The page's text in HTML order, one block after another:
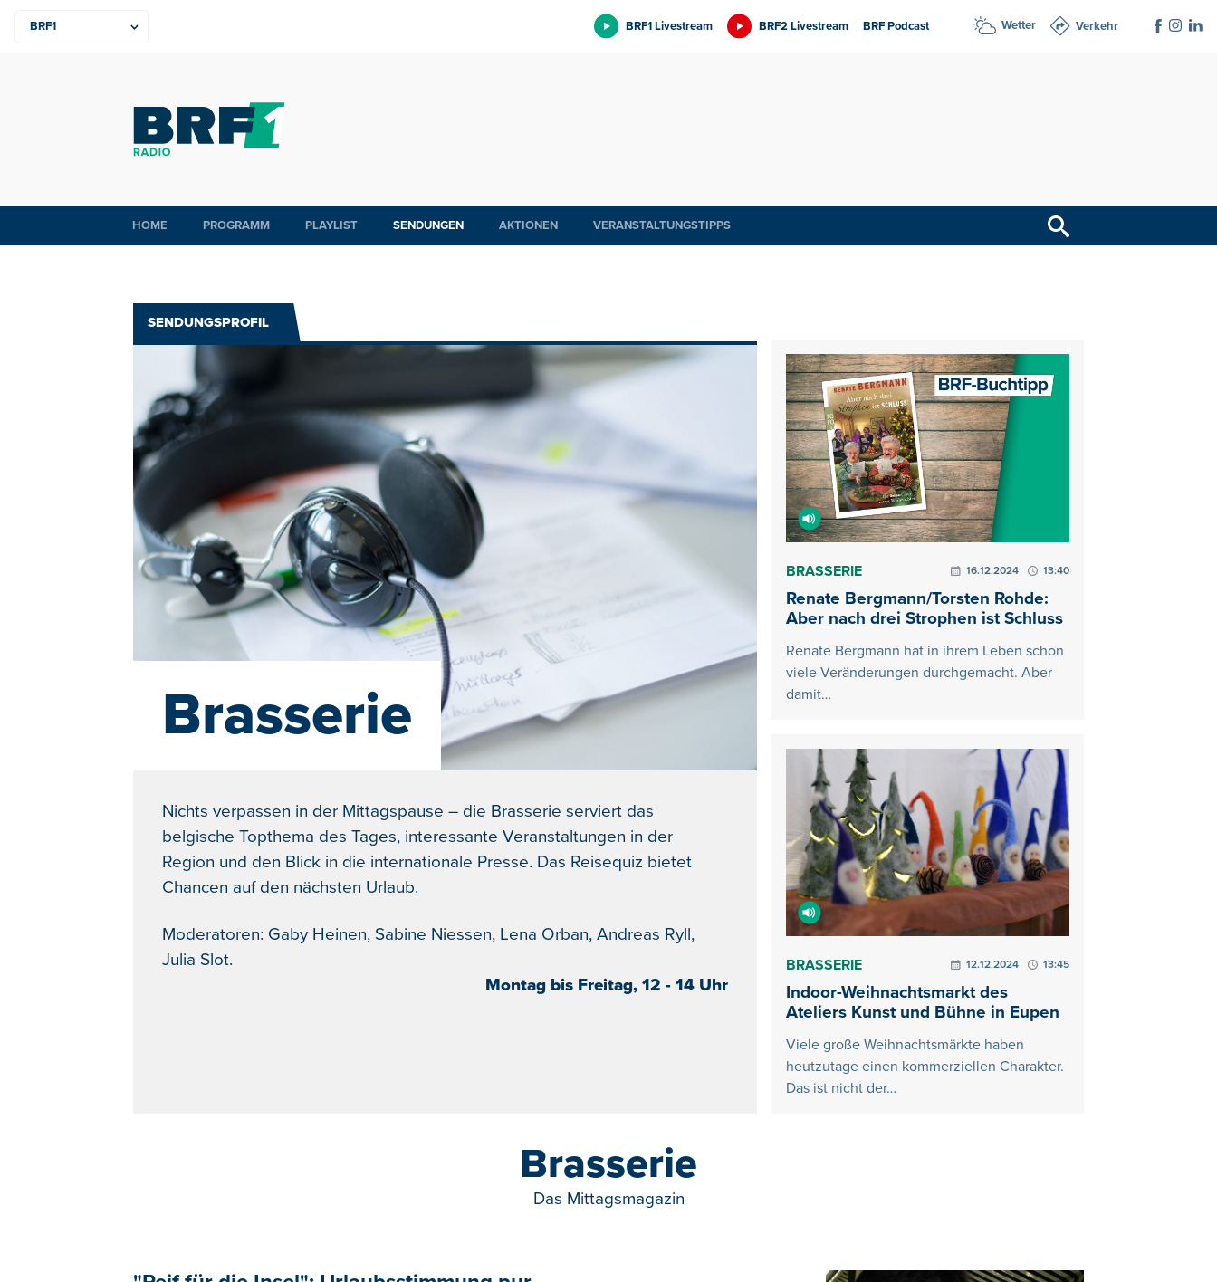
BRF1 Livestream BRF2 Livestream BRF Podcast Wetter Verkehr
HOME PROGRAMM PLAYLIST SENDUNGEN AKTIONEN VERANSTALTUNGSTIPPS
SENDUNGSPROFIL
Brasserie
Nichts verpassen in der Mittagspause – die Brasserie serviert das
belgische Topthema des Tages, interessante Veranstaltungen in der
Region und den Blick in die internationale Presse. Das Reisequiz bietet
Chancen auf den nächsten Urlaub.
Moderatoren: Gaby Heinen, Sabine Niessen, Lena Orban, Andreas Ryll,
Julia Slot.
Montag bis Freitag, 12 - 14 Uhr
BRASSERIE 16.12.2024 13:40
Renate Bergmann/Torsten Rohde:
Aber nach drei Strophen ist Schluss
Renate Bergmann hat in ihrem Leben schon
viele Veränderungen durchgemacht. Aber
damit…
BRASSERIE 12.12.2024 13:45
Indoor-Weihnachtsmarkt des
Ateliers Kunst und Bühne in Eupen
Viele große Weihnachtsmärkte haben
heutzutage einen kommerziellen Charakter.
Das ist nicht der…
Brasserie
Das Mittagsmagazin